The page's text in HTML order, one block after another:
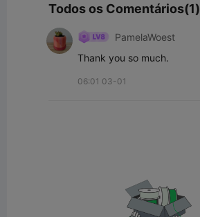
Todos os Comentários(1)
PamelaWoest
Thank you so much.
06:01 03-01